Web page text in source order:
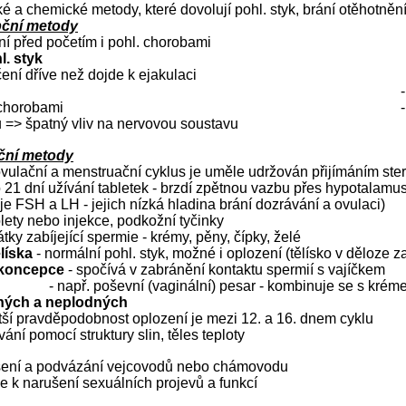
a chemické metody, které dovolují pohl. styk, brání otěhotnění
metody
před početím i pohl. chorobami
styk
dříve než dojde k ejakulaci
špatný vliv na nervovou soustavu
metody
a menstruační cyklus je uměle udržován přijímáním
21 dní užívání tabletek - brzdí zpětnou vazbu přes
FSH a LH - jejich nízká hladina brání dozrávání a ovulaci)
nebo injekce, podkožní tyčinky
zabíjející spermie - krémy, pěny, čípky, želé
- normální pohl. styk, možné i oplození (tělísko v děloze
- spočívá v zabránění kontaktu spermií s vajíčkem
- např. poševní (vaginální) pesar - kombinuje se s
a neplodných
pravděpodobnost oplození je mezi 12. a 16. dnem cyklu
pomocí struktury slin, těles teploty
a podvázání vejcovodů nebo chámovodu
k narušení sexuálních projevů a funkcí